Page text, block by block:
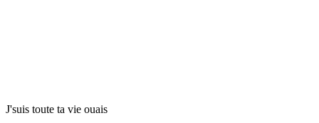
J'suis toute ta vie ouais